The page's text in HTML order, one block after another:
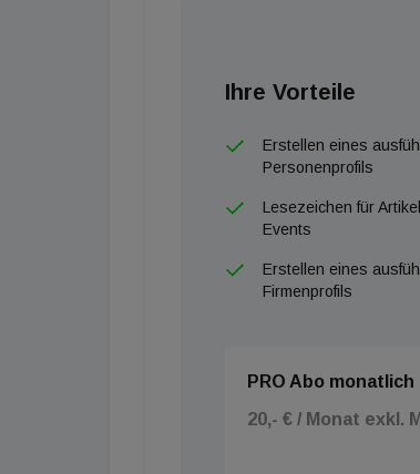
Ihre Vorteile
Erstellen eines
Personenprofils
Lesezeichen für
Events
Erstellen eines
Firmenprofils
PRO Abo monatlich
20,- € / Monat exkl.